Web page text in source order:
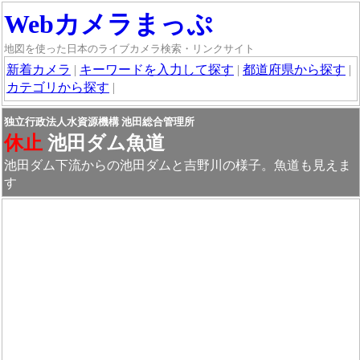
Webカメラまっぷ
地図を使った日本のライブカメラ検索・リンクサイト
新着カメラ | キーワードを入力して探す | 都道府県から探す |
カテゴリから探す |
独立行政法人水資源機構 池田総合管理所
休止 池田ダム魚道
池田ダム下流からの池田ダムと吉野川の様子。魚道も見えま
す